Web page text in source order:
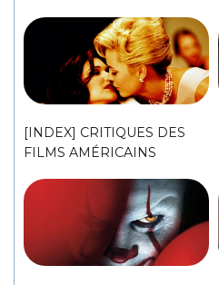
[INDEX] CRITIQUES DES
FILMS AMÉRICAINS